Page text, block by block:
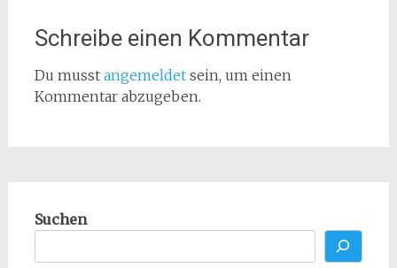
Schreibe einen Kommentar
Du musst angemeldetsein, um einen
Kommentar abzugeben.
Suchen